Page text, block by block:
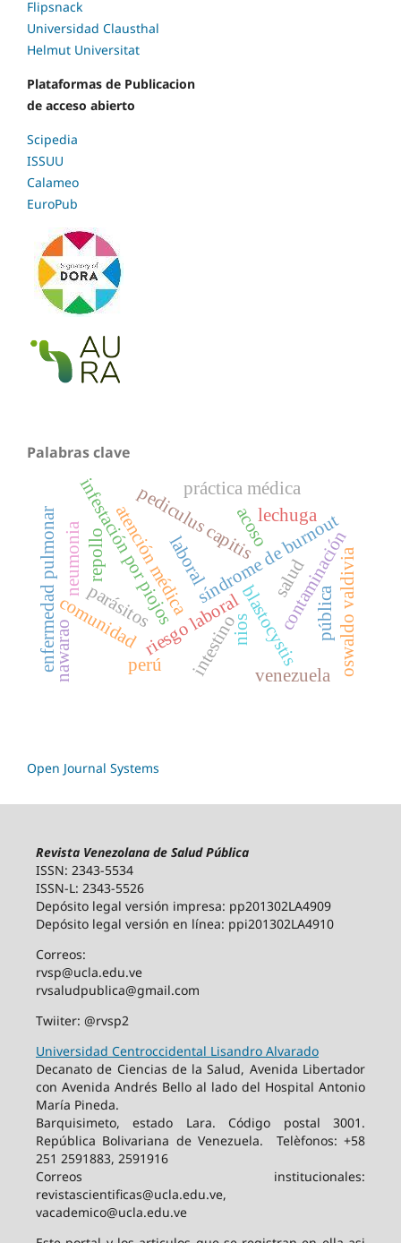
Flipsnack
Universidad Clausthal
Helmut Universitat
Plataformas de Publicacion
de acceso abierto
Scipedia
ISSUU
Calameo
EuroPub
Palabras clave
síndrome de burnout
riesgo laboral
atención médica
infestación por piojospediculus capitis
acoso
laboral
parásitos blastocystiscontaminación
intestino
neumonia
comunidad
enfermedad pulmonar
práctica médica
nios
perú
salud
pública
venezuela oswaldo valdivia
lechuga
repollo
nawarao
Open Journal Systems
Revista Venezolana de Salud Pública
ISSN: 2343-5534
ISSN-L: 2343-5526
Depósito legal versión impresa: pp201302LA4909
Depósito legal versión en línea: ppi201302LA4910
Correos:
rvsp@ucla.edu.ve
rvsaludpublica@gmail.com
Twiiter: @rvsp2
Universidad Centroccidental Lisandro Alvarado
Decanato de Ciencias de la Salud, Avenida Libertador
con Avenida Andrés Bello al lado del Hospital Antonio
María Pineda.
Barquisimeto, estado Lara. Código postal 3001.
República Bolivariana de Venezuela. Telèfonos: +58
251 2591883, 2591916
Correos institucionales:
revistascientificas@ucla.edu.ve,
vacademico@ucla.edu.ve